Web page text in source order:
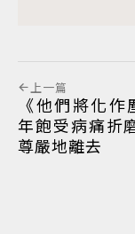
上一篇
《他們將化作
年飽受病痛折
尊嚴地離去